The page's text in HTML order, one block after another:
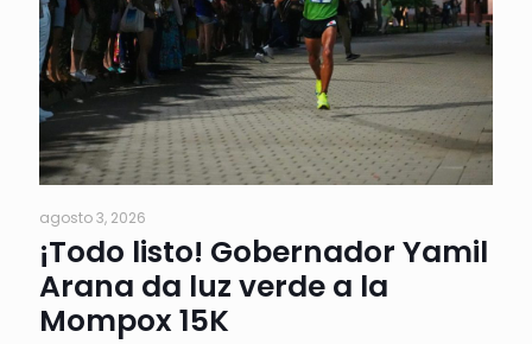
agosto 3, 2026
¡Todo listo! Gobernador Yamil
Arana da luz verde a la
Mompox 15K